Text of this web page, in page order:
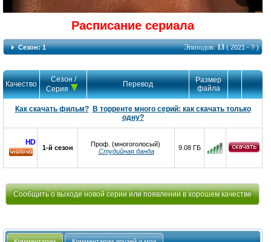
Расписание сериала
Сезон: 1 Эпизодов:13( 2021 - ? )
Качество
Сезон /
Серия
Перевод
Размер
файла
Как скачать фильм?
В торренте много серий: как скачать только
одну?
HD
1-й сезон
Проф. (многоголосый)
Студийная банда
9.08 ГБ
Сообщить о выходе новой серии или появлении в хорошем качестве